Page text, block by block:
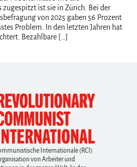
ist sie in Zürich. Bei der
von 2025 gaben 56 Prozent
Problem. In den letzten Jahren hat
Bezahlbare […]
Internationale (RCI)
von Arbeiter und